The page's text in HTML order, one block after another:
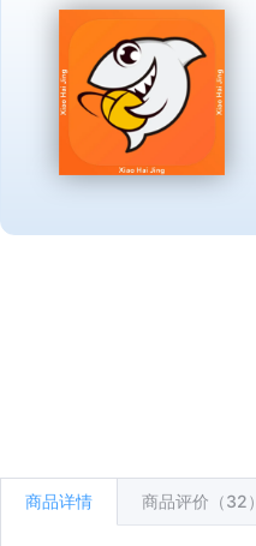
商品详情 商品评价（32）